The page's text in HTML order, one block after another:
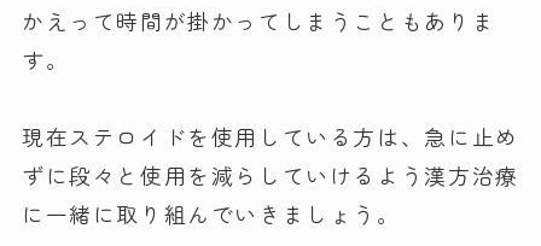
かえって時間が掛かってしまうこともありま
す。
現在ステロイドを使用している方は、急に止め
ずに段々と使用を減らしていけるよう漢方治療
に一緒に取り組んでいきましょう。